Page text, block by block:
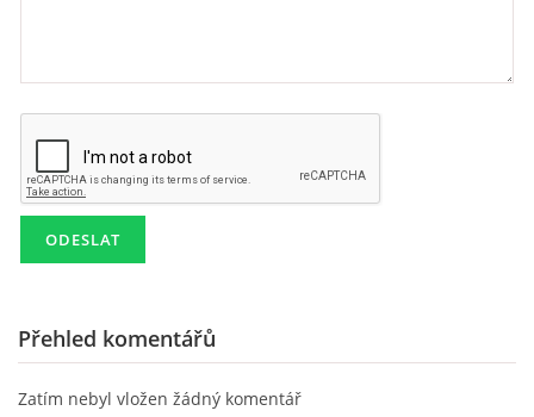
GEORGE HARRISON - ALBA
GEORGE HARRISON - KONCERTY
Přehled komentářů
Zatím nebyl vložen žádný komentář